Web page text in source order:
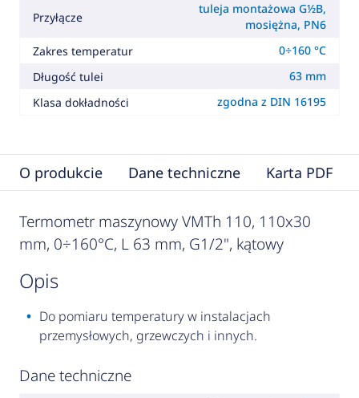
Przyłącze
tuleja montażowa G½B,
mosiężna, PN6
Zakres temperatur
0÷160 °C
Długość tulei
63 mm
Klasa dokładności
zgodna z DIN 16195
O produkcie Dane techniczne Karta PDF
Termometr maszynowy VMTh 110, 110x30
mm, 0÷160°C, L 63 mm, G1/2", kątowy
opis
Do pomiaru temperatury w instalacjach
przemysłowych, grzewczych i innych.
Dane techniczne